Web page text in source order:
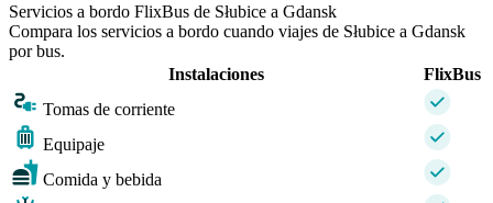
Servicios a bordo FlixBus de Słubice a Gdansk
Compara los servicios a bordo cuando viajes de Słubice a Gdansk
por bus.
Instalaciones
FlixBus
Tomas de corriente
Equipaje
Comida y bebida